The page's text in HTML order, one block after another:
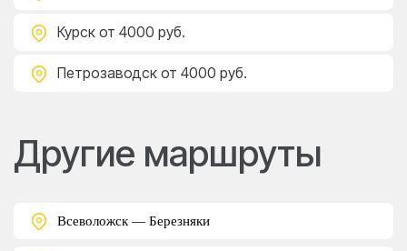
Курск от 4000 руб.
Петрозаводск от 4000 руб.
Другие маршруты
Всеволожск — Березняки